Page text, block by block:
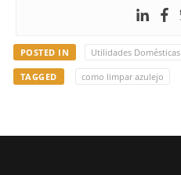
POSTED IN Utilidades Domésticas
TAGGED como limpar azulejo